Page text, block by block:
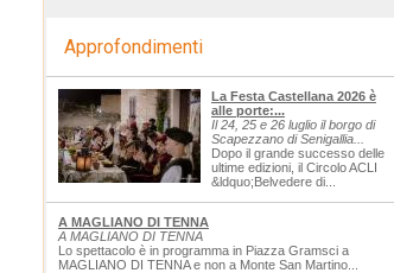
Approfondimenti
La Festa Castellana 2026 è
alle porte:...
Il 24, 25 e 26 luglio il borgo di
Scapezzano di Senigallia...
Dopo il grande successo delle
ultime edizioni, il Circolo ACLI
&ldquo;Belvedere di...
A MAGLIANO DI TENNA
A MAGLIANO DI TENNA
Lo spettacolo è in programma in Piazza Gramsci a
MAGLIANO DI TENNA e non a Monte San Martino...